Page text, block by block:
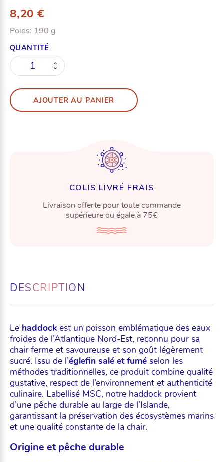
8,20 €
Poids: 190 g
quantité
de
Haddock
AJOUTER AU PANIER
COLIS LIVRÉ FRAIS
Livraison offerte pour toute commande
supérieure ou égale à 75€
DESCRIPTION
Le haddock est un poisson emblématique des eaux
froides de l’Atlantique Nord-Est, reconnu pour sa
chair ferme et savoureuse et son goût légèrement
sucré. Issu de l’églefin salé et fumé selon les
méthodes traditionnelles, ce produit combine qualité
gustative, respect de l’environnement et authenticité
culinaire. Labellisé MSC, notre haddock provient
d’une pêche durable au large de l’Islande,
garantissant la préservation des écosystèmes marins
et une qualité constante de la chair.
Origine et pêche durable